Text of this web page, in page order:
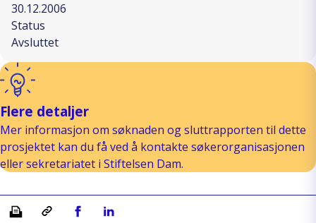
30.12.2006
Status
Avsluttet
Flere detaljer
Mer informasjon om søknaden og sluttrapporten til dette
prosjektet kan du få ved å kontakte søkerorganisasjonen
eller sekretariatet i Stiftelsen Dam.
Skriv ut Kopiera länkDel på Facebook
Del på Linkedin